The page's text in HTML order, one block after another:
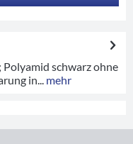
schwarz ohne
in...
mehr